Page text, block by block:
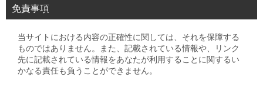
免責事項
当サイトにおける内容の正確性に関しては、それを保障する
ものではありません。また、記載されている情報や、リンク
先に記載されている情報をあなたが利用することに関するい
かなる責任も負うことができません。